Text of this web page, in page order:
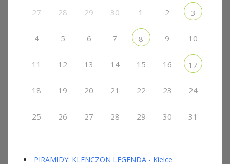
27 28 29 30 1 2 3
4 5 6 7 8 9 10
11 12 13 14 15 16 17
18 19 20 21 22 23 24
25 26 27 28 29 30 31
PIRAMIDY: KLENCZON LEGENDA - Kielce